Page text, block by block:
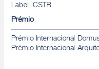
Label, CSTB
Prémio
Prémio Internacional
Prémio Internacional